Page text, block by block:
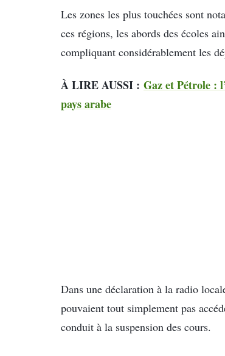
Les zones les plus touchées sont
ces régions, les abords des écoles
compliquant considérablement les
À LIRE AUSSI : Gaz et Pétrole :
pays arabe
Dans une déclaration à la radio
pouvaient tout simplement pas
conduit à la suspension des cours.